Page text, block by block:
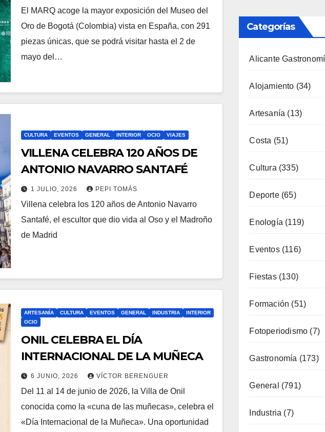
El MARQ acoge la mayor exposición del Museo del
Oro de Bogotá (Colombia) vista en España, con 291
piezas únicas, que se podrá visitar hasta el 2 de
mayo del…
CULTURA EVENTOS GENERAL INTERIOR OCIO VIAJES
VILLENA CELEBRA 120 AÑOS DE
ANTONIO NAVARRO SANTAFÉ
1 JULIO, 2026 PEPI TOMÁS
Villena celebra los 120 años de Antonio Navarro
Santafé, el escultor que dio vida al Oso y el Madroño
de Madrid
ARTESANÍA CULTURA EVENTOS GENERAL INDUSTRIA
INTERIOR
OCIO
ONIL CELEBRA EL DÍA
INTERNACIONAL DE LA MUÑECA
6 JUNIO, 2026 VÍCTOR BERENGUER
Del 11 al 14 de junio de 2026, la Villa de Onil
conocida como la «cuna de las muñecas», celebra el
«Día Internacional de la Muñeca». Una oportunidad
Deporte (65)